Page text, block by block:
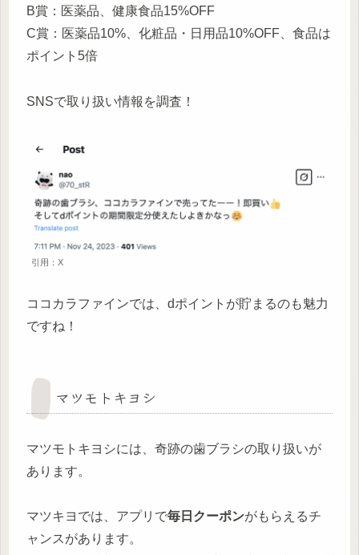
B賞：医薬品、健康食品15%OFF
C賞：医薬品10%、化粧品・日用品10%OFF、食品は
ポイント5倍
SNSで取り扱い情報を調査！
引用：X
ココカラファインでは、dポイントが貯まるのも魅力
ですね！
マツモトキヨシ
マツモトキヨシには、奇跡の歯ブラシの取り扱いが
あります。
マツキヨでは、アプリで毎日クーポンがもらえるチ
ャンスがあります。